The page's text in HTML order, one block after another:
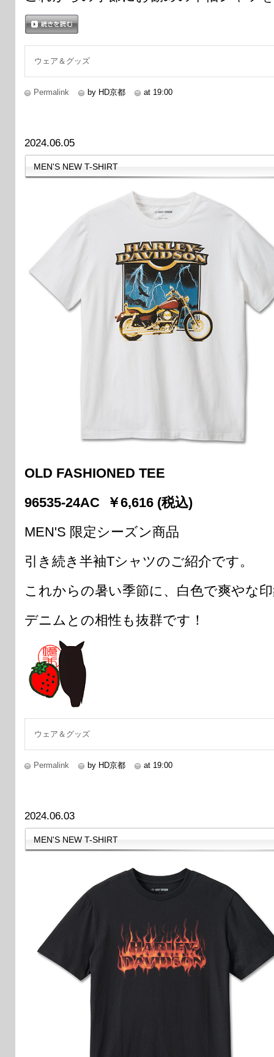
ウェア＆グッズ
Permalink by HD京都 at 19:00
2024.06.05
MEN'S NEW T-SHIRT
OLD FASHIONED TEE
96535-24AC ￥6,616 (税込)
MEN'S 限定シーズン商品
引き続き半袖Tシャツのご紹介です。
これからの暑い季節に、白色で爽やな
デニムとの相性も抜群です！
ウェア＆グッズ
Permalink by HD京都 at 19:00
2024.06.03
MEN'S NEW T-SHIRT